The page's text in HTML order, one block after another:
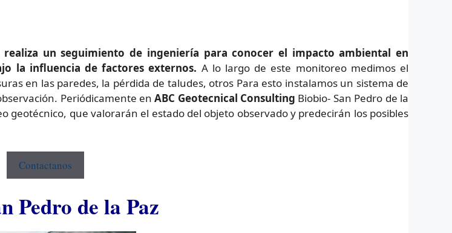
realiza un seguimiento de ingeniería para conocer el impacto ambiental en
la influencia de factores externos. A lo largo de este monitoreo medimos el
en las paredes, la pérdida de taludes, otros Para esto instalamos un sistema de
Periódicamente enABC Geotecnical Consulting Biobio- San Pedro de la
que valorarán el estado del objeto observado y predecirán los posibles
Contactanos
Pedro de la Paz